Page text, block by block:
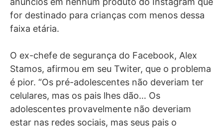
for destinado para crianças com menos dessa
faixa etária.
O ex-chefe de segurança do Facebook, Alex
Stamos, afirmou em seu Twiter, que o problema
é pior. “Os pré-adolescentes não deveriam ter
celulares, mas os pais lhes dão… Os
adolescentes provavelmente não deveriam
estar nas redes sociais, mas seus pais o